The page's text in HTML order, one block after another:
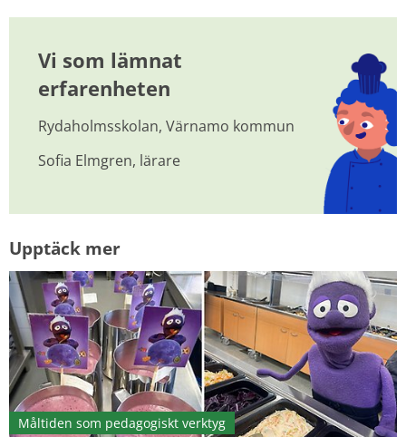
Vi som lämnat
erfarenheten
Rydaholmsskolan, Värnamo kommun
Sofia Elmgren, lärare
Upptäck mer
Måltiden som pedagogiskt verktyg